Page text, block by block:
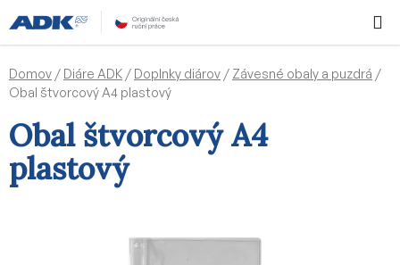
na
obsah
KOŠÍK
Domov / Diáre ADK / Doplnky diárov / Závesné obaly a puzdrá /
Obal štvorcový A4 plastový
Obal štvorcový A4
plastový